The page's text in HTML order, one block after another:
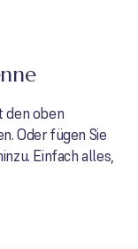
den oben
Oder fügen Sie
Einfach alles,